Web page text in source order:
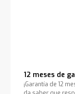
12 meses de
¡Garantía de 12